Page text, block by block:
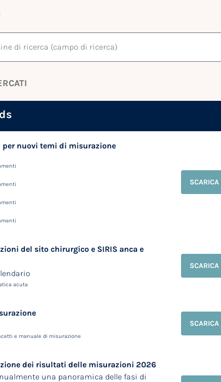
nuovi temi di misurazione
SCARICA
del sito chirurgico e SIRIS anca e
acuta
SCARICA
e manuale di misurazione
SCARICA
dei risultati delle misurazioni 2026
una panoramica delle fasi di